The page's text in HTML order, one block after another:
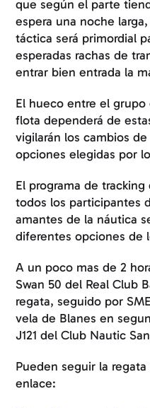
que según el parte
espera una noche
táctica será primordial
esperadas rachas de
entrar bien entrada la
El hueco entre el
flota dependerá de
vigilarán los cambios
opciones elegidas por
El programa de
todos los participantes
amantes de la náutica
diferentes opciones de
A un poco mas de 2
Swan 50 del Real Club
regata, seguido por
vela de Blanes en
J121 del Club Nautic
Pueden seguir la
enlace: